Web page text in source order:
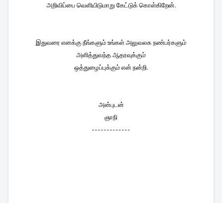
அறிவிப்பை வெளியிடுமாறு கேட்டுக் கொள்கிறேன்.
இதுவரை எனக்கு நீங்களும் உங்கள் அலுவலக நண்பர்களும்
அளித்துவந்த ஆதரவுக்கும்
ஒத்துழைப்புக்கும் என் நன்றி.
அன்புடன்
ஞாநி
-------------